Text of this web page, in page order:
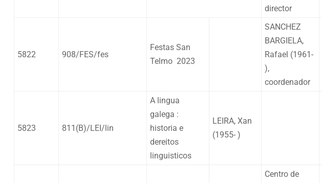
director
5822 908/FES/fes
Festas San
Telmo 2023
SANCHEZ
BARGIELA,
Rafael (1961-
),
coordenador
5823 811(B)/LEI/lin
A lingua
galega :
historia e
dereitos
linguisticos
LEIRA, Xan
(1955- )
Centro de